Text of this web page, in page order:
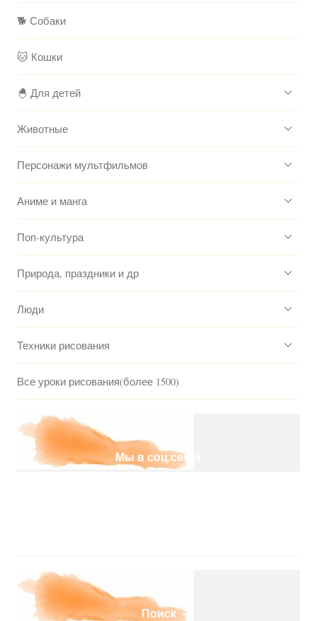
🐕 Собаки
🐱 Кошки
🐣 Для детей
Животные
Персонажи мультфильмов
Аниме и манга
Поп-культура
Природа, праздники и др
Люди
Техники рисования
Все уроки рисования(более 1500)
Мы в соц.сетях
Поиск